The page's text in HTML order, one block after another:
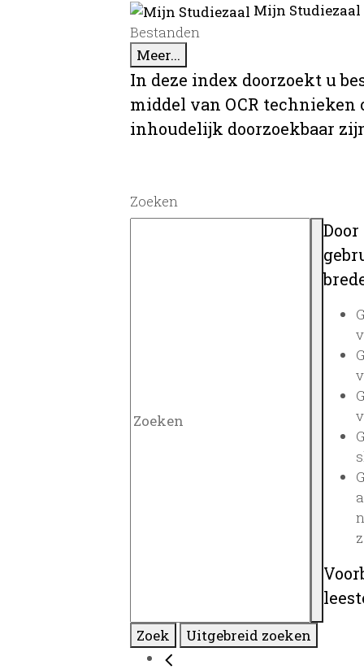
Mijn
Bestanden
Meer...
In deze index doorzoekt u
middel van OCR
inhoudelijk doorzoekbaar
Zoeken
Zoek Uitgebreid zoeken